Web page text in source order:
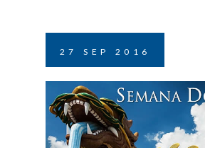
27 SEP 2016